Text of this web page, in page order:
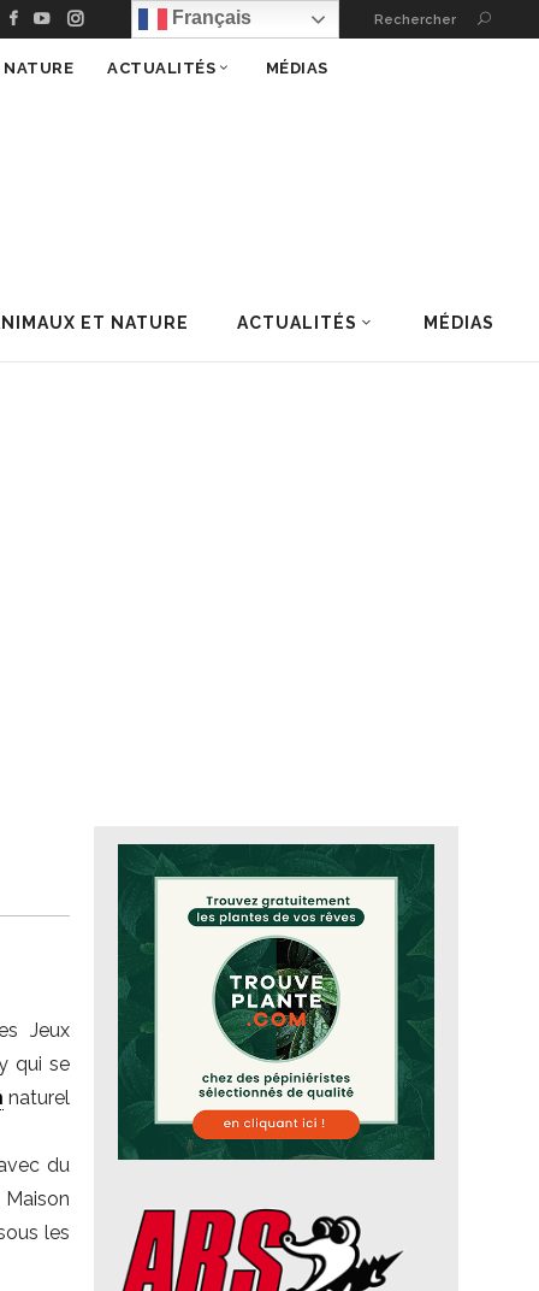
Français Rechercher
ET NATURE ACTUALITÉS MÉDIAS
ACTUALITÉS MÉDIAS
Jeux
qui se
naturel
du
les